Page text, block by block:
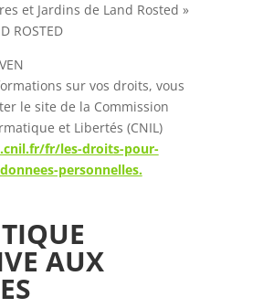
et Jardins de Land Rosted »
ROSTED
sur vos droits, vous
le site de la Commission
et Libertés (CNIL)
fr/les-droits-pour-
personnelles.
AUX